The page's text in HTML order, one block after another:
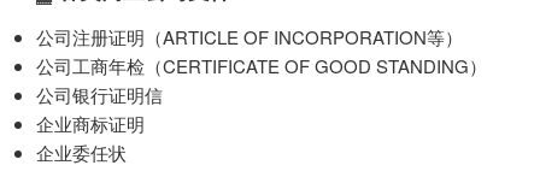
公司注册证明（ARTICLE OF INCORPORATION等）
公司工商年检（CERTIFICATE OF GOOD STANDING）
公司银行证明信
企业商标证明
企业委任状